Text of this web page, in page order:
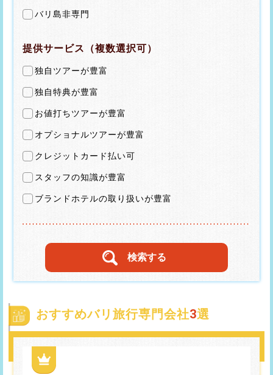
バリ島非専門
提供サービス（複数選択可）
独自ツアーが豊富
独自特典が豊富
お値打ちツアーが豊富
オプショナルツアーが豊富
クレジットカード払い可
スタッフの知識が豊富
ブランドホテルの取り扱いが豊富
おすすめバリ旅行専門会社3選